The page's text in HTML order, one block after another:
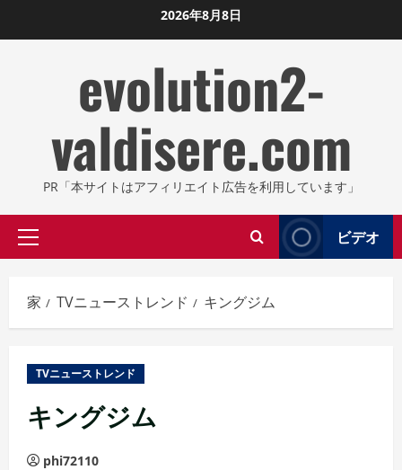
ン
2026年8月8日
evolution2-
valdisere.com
PR「本サイトはアフィリエイト広告を利用しています」
プ
イ
マ
ニ
ュ
ー
ビデオ
家 TVニューストレンド キングジム
TVニューストレンド
キングジム
phi72110